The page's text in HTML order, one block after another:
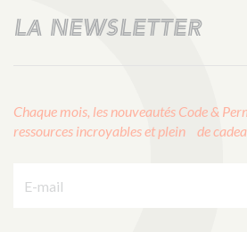
LA NEWSLETTER
Chaque mois, les nouveautés Code &
ressources incroyables et plein de